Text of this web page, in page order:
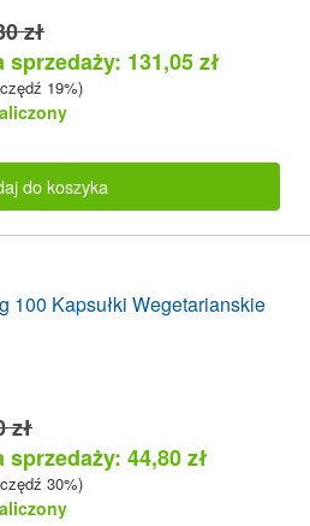
zł
sprzedaży: 131,05 zł
19%)
do koszyka
100 Kapsułki Wegetarianskie
zł
sprzedaży: 44,80 zł
30%)